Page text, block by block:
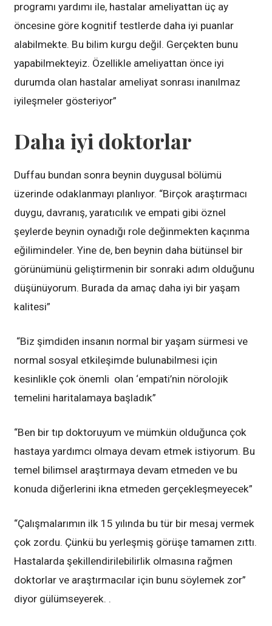
programı yardımı ile, hastalar ameliyattan üç ay
öncesine göre kognitif testlerde daha iyi puanlar
alabilmekte. Bu bilim kurgu değil. Gerçekten bunu
yapabilmekteyiz. Özellikle ameliyattan önce iyi
durumda olan hastalar ameliyat sonrası inanılmaz
iyileşmeler gösteriyor”
Daha iyi doktorlar
Duffau bundan sonra beynin duygusal bölümü
üzerinde odaklanmayı planlıyor. “Birçok araştırmacı
duygu, davranış, yaratıcılık ve empati gibi öznel
şeylerde beynin oynadığı role değinmekten kaçınma
eğilimindeler. Yine de, ben beynin daha bütünsel bir
görünümünü geliştirmenin bir sonraki adım olduğunu
düşünüyorum. Burada da amaç daha iyi bir yaşam
kalitesi”
“Biz şimdiden insanın normal bir yaşam sürmesi ve
normal sosyal etkileşimde bulunabilmesi için
kesinlikle çok önemli olan ‘empati’nin nörolojik
temelini haritalamaya başladık”
“Ben bir tıp doktoruyum ve mümkün olduğunca çok
hastaya yardımcı olmaya devam etmek istiyorum. Bu
temel bilimsel araştırmaya devam etmeden ve bu
konuda diğerlerini ikna etmeden gerçekleşmeyecek”
“Çalışmalarımın ilk 15 yılında bu tür bir mesaj vermek
çok zordu. Çünkü bu yerleşmiş görüşe tamamen zıttı.
Hastalarda şekillendirilebilirlik olmasına rağmen
doktorlar ve araştırmacılar için bunu söylemek zor”
diyor gülümseyerek. .